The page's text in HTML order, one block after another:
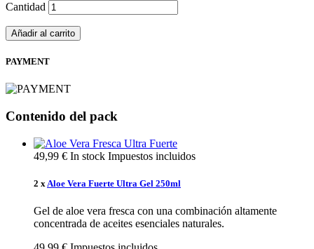
Cantidad
Añadir al carrito
PAYMENT
Contenido del pack
49,99 € In stock Impuestos incluidos
2 x Aloe Vera Fuerte Ultra Gel 250ml
Gel de aloe vera fresca con una combinación altamente
concentrada de aceites esenciales naturales.